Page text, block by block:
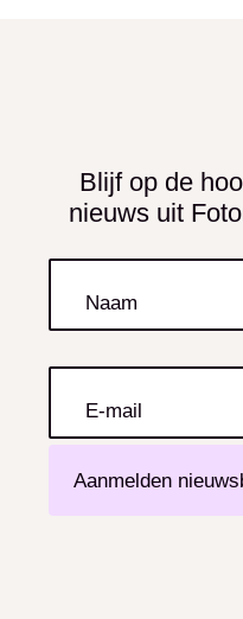
Blijf op de
nieuws uit
Naam
E-mail
Aanmelden